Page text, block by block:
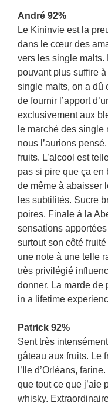
André 92%
Le Kininvie est la
dans le cœur des
vers les single
pouvant plus suffire
single malts, on a dû
de fournir l’apport
exclusivement aux
le marché des
nous l’aurions
fruits. L’alcool est
pas si pire que ça en
de même à abaisser
les subtilités. Sucre
poires. Finale à la
sensations
surtout son côté
une note à une telle
très privilégié
donner. La marde de
in a lifetime
Patrick 92%
Sent très
gâteau aux fruits. Le
l’Ile d’Orléans,
que tout ce que j’aie
whisky.